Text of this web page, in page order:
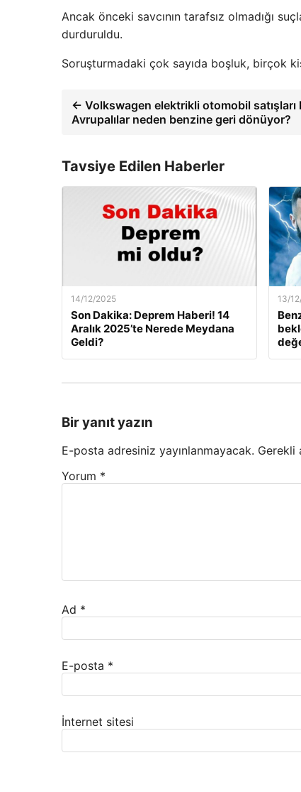
Ancak önceki savcının tarafsız olmadığı
durduruldu.
Soruşturmadaki çok sayıda boşluk, birçok
← Volkswagen elektrikli otomobil satışları
Avrupalılar neden benzine geri dönüyor?
Tavsiye Edilen Haberler
14/12/2025
Son Dakika: Deprem Haberi! 14
Aralık 2025’te Nerede Meydana
Geldi?
13/
Bir yanıt yazın
E-posta adresiniz yayınlanmayacak. Gerekli
Yorum *
Ad *
E-posta *
İnternet sitesi